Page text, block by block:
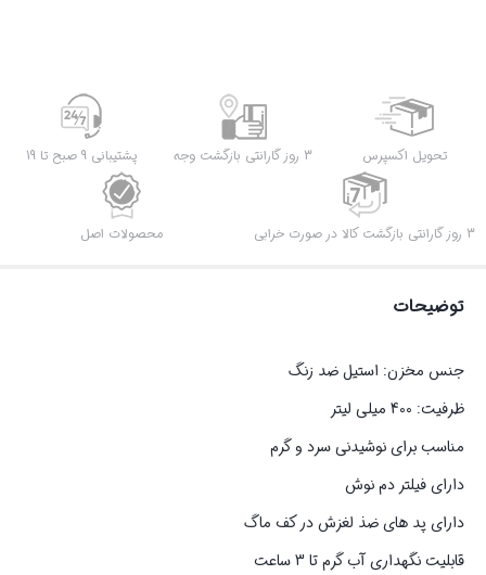
تحویل اکسپرس 3 روز گارانتی بازگشت وجه پشتیبانی 9 صبح تا 19
3 روز گارانتی بازگشت کالا در صورت خرابی محصولات اصل
توضیحات
جنس مخزن: استیل ضد زنگ
ظرفیت: 400 میلی لیتر
مناسب برای نوشیدنی سرد و گرم
دارای فیلتر دم نوش
دارای پد های ضذ لغزش در کف ماگ
قابلیت نگهداری آب گرم تا 3 ساعت